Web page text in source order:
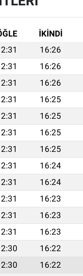
İKINDI
16:26
16:26
16:26
16:25
16:25
16:25
16:25
16:24
16:24
16:23
16:23
16:23
16:22
16:22